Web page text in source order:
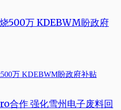
500万 KDEBWM盼政府
作 强化雪州电子废料回